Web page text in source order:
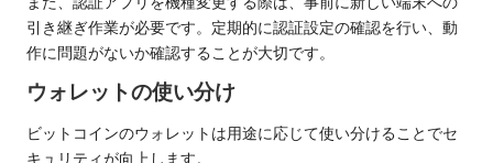
引き継ぎ作業が必要です。定期的に認証設定の確認を行い、動
作に問題がないか確認することが大切です。
ウォレットの使い分け
ビットコインのウォレットは用途に応じて使い分けることでセ
キュリティが向上します。